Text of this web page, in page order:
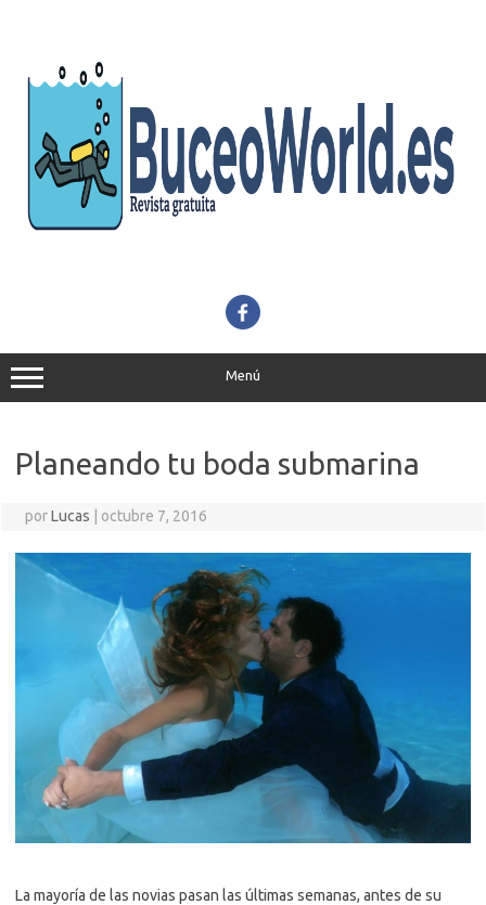
Menú
Planeando tu boda submarina
porLucas octubre 7, 2016
La mayoría de las novias pasan las últimas semanas, antes de su